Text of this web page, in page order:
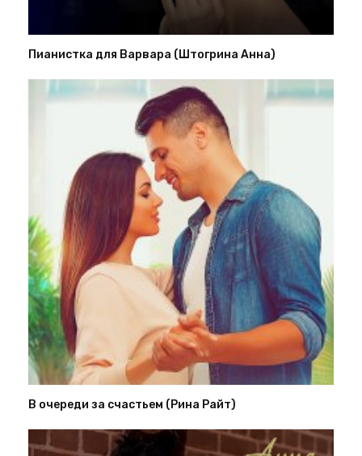
Пианистка для Варвара (Штогрина Анна)
В очереди за счастьем (Рина Райт)